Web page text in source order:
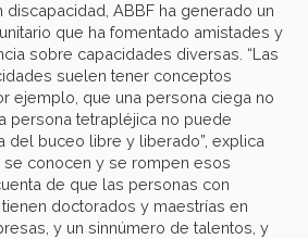
ABBF ha generado un
que ha fomentado amistades y
sobre capacidades diversas. “Las
suelen tener conceptos
ejemplo, que una persona ciega no
persona tetrapléjica no puede
del buceo libre y liberado”, explica
se conocen y se rompen esos
de que las personas con
doctorados y maestrías en
y un sinnúmero de talentos, y